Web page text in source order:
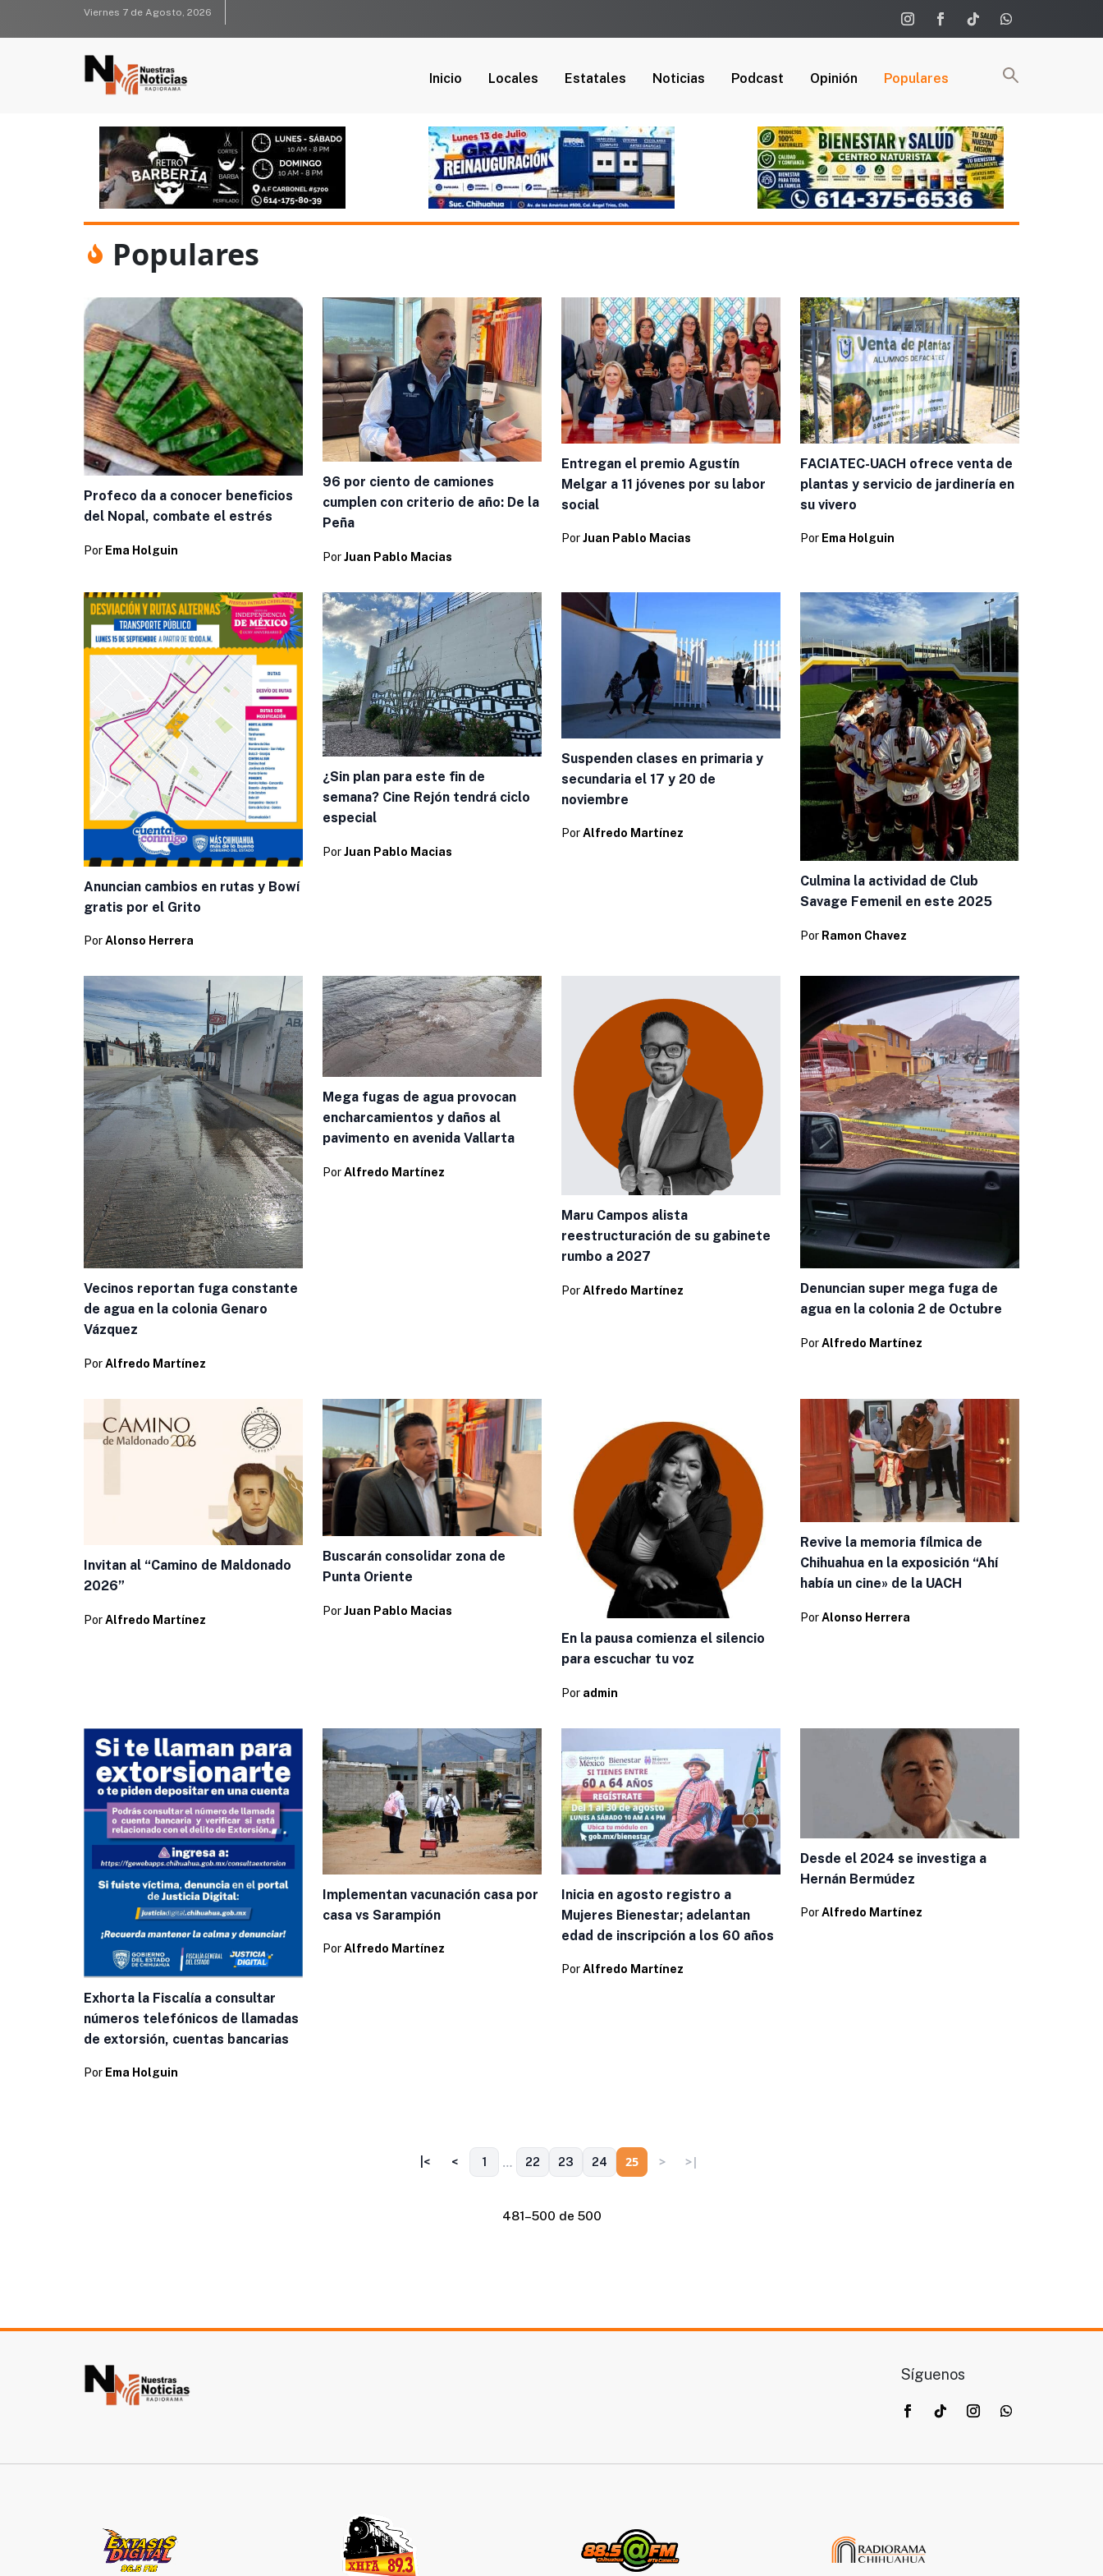
Viernes 7 de Agosto, 2026
Inicio Locales Estatales Noticias Podcast Opinión Populares
 Populares
Profeco da a conocer beneficios
del Nopal, combate el estrés
Por Ema Holguin
96 por ciento de camiones
cumplen con criterio de año: De la
Peña
PorJuan Pablo Macias
Entregan el premio Agustín
Melgar a 11 jóvenes por su labor
social
PorJuan Pablo Macias
FACIATEC-UACH ofrece venta de
plantas y servicio de jardinería en
su vivero
Por Ema Holguin
Anuncian cambios en rutas y Bowí
gratis por el Grito
PorAlonso Herrera
¿Sin plan para este fin de
semana? Cine Rejón tendrá ciclo
especial
PorJuan Pablo Macias
Suspenden clases en primaria y
secundaria el 17 y 20 de
noviembre
PorAlfredo Martínez
Culmina la actividad de Club
Savage Femenil en este 2025
Por Ramon Chavez
Vecinos reportan fuga constante
de agua en la colonia Genaro
Vázquez
PorAlfredo Martínez
Mega fugas de agua provocan
encharcamientos y daños al
pavimento en avenida Vallarta
PorAlfredo Martínez
Maru Campos alista
reestructuración de su gabinete
rumbo a 2027
PorAlfredo Martínez
Denuncian super mega fuga de
agua en la colonia 2 de Octubre
PorAlfredo Martínez
Invitan al “Camino de Maldonado
2026”
PorAlfredo Martínez
Buscarán consolidar zona de
Punta Oriente
PorJuan Pablo Macias
En la pausa comienza el silencio
para escuchar tu voz
Por admin
Revive la memoria fílmica de
Chihuahua en la exposición “Ahí
había un cine» de la UACH
PorAlonso Herrera
Exhorta la Fiscalía a consultar
números telefónicos de llamadas
de extorsión, cuentas bancarias
Por Ema Holguin
Implementan vacunación casa por
casa vs Sarampión
PorAlfredo Martínez
Inicia en agosto registro a
Mujeres Bienestar; adelantan
edad de inscripción a los 60 años
PorAlfredo Martínez
Desde el 2024 se investiga a
Hernán Bermúdez
PorAlfredo Martínez
|< < 1 … 22 23 24 25 > >|
481–500 de 500
Síguenos